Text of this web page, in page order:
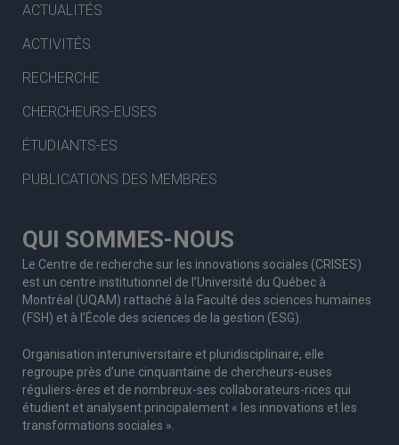
ACTUALITÉS
ACTIVITÉS
RECHERCHE
CHERCHEURS-EUSES
ÉTUDIANTS-ES
PUBLICATIONS DES MEMBRES
QUI SOMMES-NOUS
Le Centre de recherche sur les innovations sociales (CRISES)
est un centre institutionnel de l’Université du Québec à
Montréal (UQAM) rattaché à la Faculté des sciences humaines
(FSH) et à l’École des sciences de la gestion (ESG).
Organisation interuniversitaire et pluridisciplinaire, elle
regroupe près d’une cinquantaine de chercheurs-euses
réguliers-ères et de nombreux-ses collaborateurs-rices qui
étudient et analysent principalement « les innovations et les
transformations sociales ».